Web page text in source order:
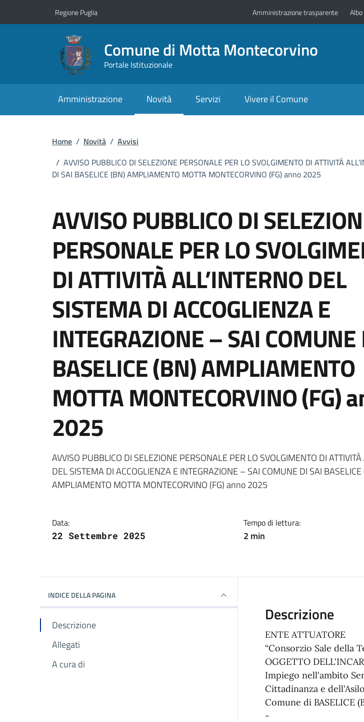
Regione Puglia Amministrazione trasparente
Comune di Motta Montecorvino
Portale Istituzionale
Amministrazione Novità Servizi Vivere il Comune
Home / Novità / Avvisi
/ AVVISO PUBBLICO DI SELEZIONE PERSONALE PER LO SVOLGIMENTO DI ATTIVITÀ
DI SAI BASELICE (BN) AMPLIAMENTO MOTTA MONTECORVINO (FG) anno 2025
AVVISO PUBBLICO DI
PERSONALE PER LO
DI ATTIVITÀ ALL’INTERNO DEL
SISTEMA DI ACCOGLIENZA E
INTEGRAZIONE – SAI COMUNE
BASELICE (BN) AMPLIAMENTO
MOTTA MONTECORVINO (FG)
2025
Dettagli della notizia
AVVISO PUBBLICO DI SELEZIONE PERSONALE PER LO SVOLGIMENTO DI ATTIVITÀ
DEL SISTEMA DI ACCOGLIENZA E INTEGRAZIONE – SAI COMUNE DI SAI
AMPLIAMENTO MOTTA MONTECORVINO (FG) anno 2025
Data:
22 Settembre 2025
Tempo di lettura:
2 min
INDICE DELLA PAGINA
Descrizione
Allegati
A cura di
Descrizione
ENTE ATTUATORE
“Consorzio Sale della
OGGETTO
Impiego nell'ambito
Cittadinanza e
Comune di BASELICE
-